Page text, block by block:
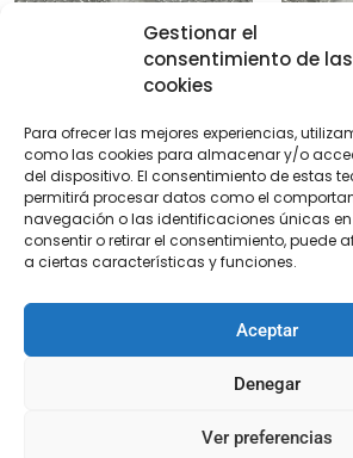
Gestionar el
consentimiento de las
cookies
Para ofrecer las mejores experiencias,
como las cookies para almacenar y/o
del dispositivo. El consentimiento de estas
permitirá procesar datos como el
navegación o las identificaciones únicas en
consentir o retirar el consentimiento, puede
a ciertas características y funciones.
Aceptar
Denegar
Ver preferencias
Cintas red metalizada
€2,20 - €3,30
opciones